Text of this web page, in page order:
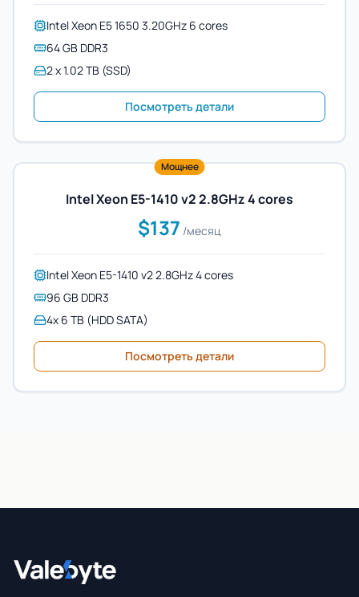
Intel Xeon E5 1650 3.20GHz 6 cores
64 GB DDR3
2 x 1.02 TB (SSD)
Посмотреть детали
Мощнее
Intel Xeon E5-1410 v2 2.8GHz 4 cores
$137 /месяц
Intel Xeon E5-1410 v2 2.8GHz 4 cores
96 GB DDR3
4x 6 TB (HDD SATA)
Посмотреть детали